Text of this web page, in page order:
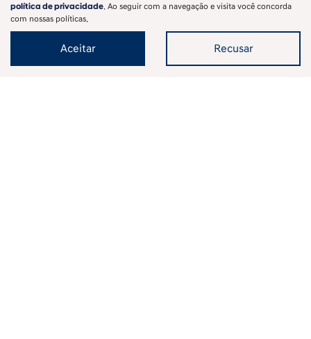
Veículos Novos
política de privacidade. Ao seguir com a navegação e visita você concorda
com nossas políticas.
Aceitar Recusar